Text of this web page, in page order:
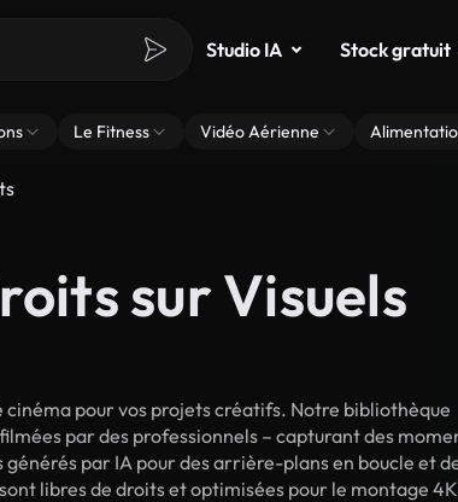
Studio IA Stock gratuit
Le Fitness Vidéo Aérienne
sur Visuels
cinéma pour vos projets créatifs. Notre bibliothèque
par des professionnels – capturant des
par IA pour des arrière-plans en boucle et
libres de droits et optimisées pour le montage